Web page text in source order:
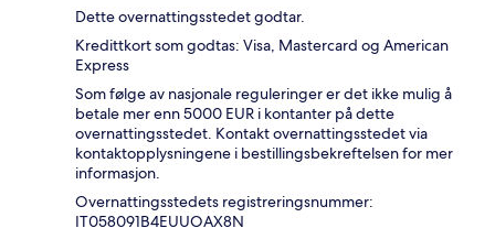
Dette overnattingsstedet godtar.
Kredittkort som godtas: Visa, Mastercard og American
Express
Som følge av nasjonale reguleringer er det ikke mulig å
betale mer enn 5000 EUR i kontanter på dette
overnattingsstedet. Kontakt overnattingsstedet via
kontaktopplysningene i bestillingsbekreftelsen for mer
informasjon.
Overnattingsstedets registreringsnummer:
IT058091B4EUUOAX8N